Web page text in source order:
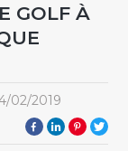
GOLF À
02/2019